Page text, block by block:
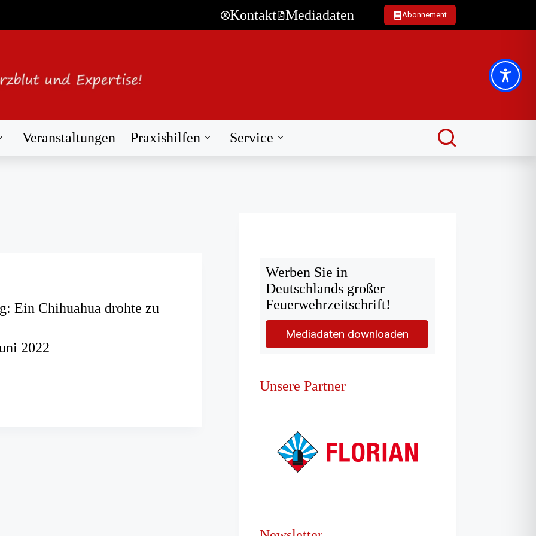
Kontakt Mediadaten Abonnement
Veranstaltungen Praxishilfen Service
Ein Chihuahua drohte zu
2022
Werben Sie in
Deutschlands großer
Feuerwehrzeitschrift!
Mediadaten downloaden
Unsere Partner